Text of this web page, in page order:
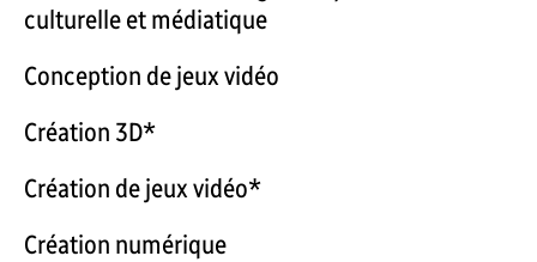
culturelle et médiatique
Conception de jeux vidéo
Création 3D*
Création de jeux vidéo*
Création numérique